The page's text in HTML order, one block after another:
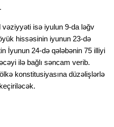
isə iyulun 9-da ləğv
hissəsinin iyunun 23-də
İyunun 24-də qələbənin 75 illiyi
ilə bağlı səncam verib.
konstitusiyasına düzəlişlərlə